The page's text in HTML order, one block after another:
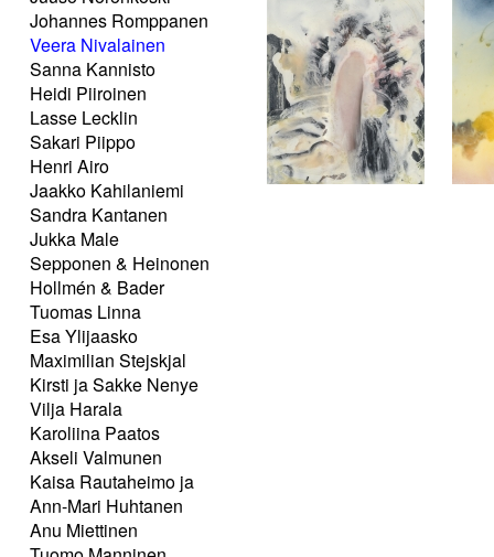
Johannes Romppanen
Veera Nivalainen
Sanna Kannisto
Heidi Piiroinen
Lasse Lecklin
Sakari Piippo
Henri Airo
Jaakko Kahilaniemi
Sandra Kantanen
Jukka Male
Sepponen & Heinonen
Hollmén & Bader
Tuomas Linna
Esa Ylijaasko
Maximilian Stejskjal
Kirsti ja Sakke Nenye
Vilja Harala
Karoliina Paatos
Akseli Valmunen
Kaisa Rautaheimo ja
Ann-Mari Huhtanen
Anu Miettinen